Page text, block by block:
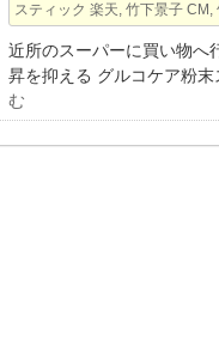
スティック 楽天, 竹下景子 CM ,
近所のスーパーに買い物へ
昇を抑える グルコケア粉
む